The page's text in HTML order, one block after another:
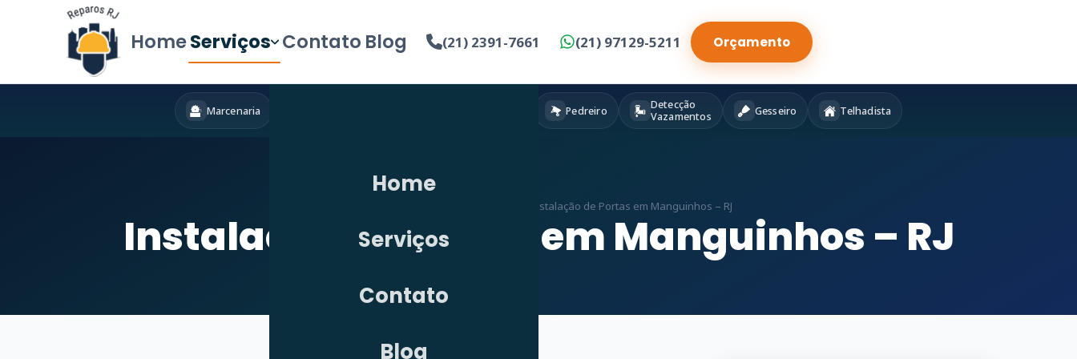
HomeServiços Contato Blog (21) 2391-7661 (21) 97129-5211 Orçamento
Home
Serviços
Contato
Blog
Marcenaria Pedreiro
Detecção
Vazamentos
Gesseiro Telhadista
Instalação de Portas em Manguinhos – RJ
Instalação de Portas em Manguinhos – RJ